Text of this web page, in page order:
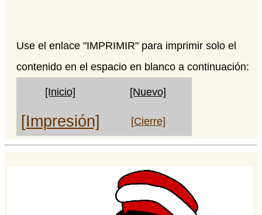
Use el enlace "IMPRIMIR" para imprimir solo el
contenido en el espacio en blanco a continuación:
[Inicio] [Nuevo]
[Impresión] [Cierre]